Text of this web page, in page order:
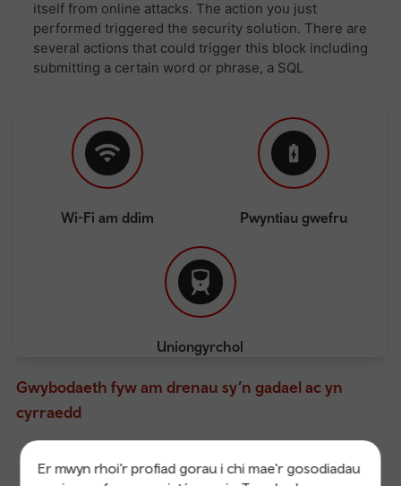
Er mwyn rhoi’r profiad gorau i chi mae'r gosodiadau
Wi-Fi am ddim Pwyntiau gwefru
Uniongyrchol
Gwybodaeth fyw am drenau sy’n gadael ac yn
cyrraedd
Trenau’n Gadael Cyrraedd